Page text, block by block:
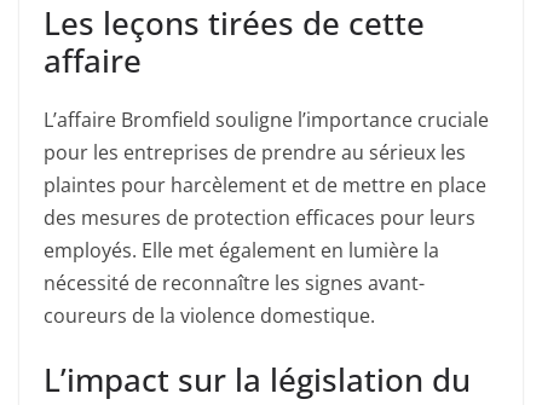
Les leçons tirées de cette
affaire
L’affaire Bromfield souligne l’importance cruciale
pour les entreprises de prendre au sérieux les
plaintes pour harcèlement et de mettre en place
des mesures de protection efficaces pour leurs
employés. Elle met également en lumière la
nécessité de reconnaître les signes avant-
coureurs de la violence domestique.
L’impact sur la législation du